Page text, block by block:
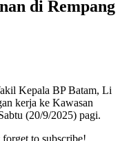
di Rempang
Kepala BP Batam, Li
kerja ke Kawasan
(20/9/2025) pagi.
to subscribe!